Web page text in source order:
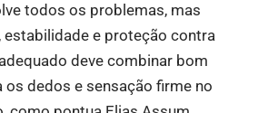
todos os problemas, mas
e proteção contra
deve combinar bom
os dedos e sensação firme no